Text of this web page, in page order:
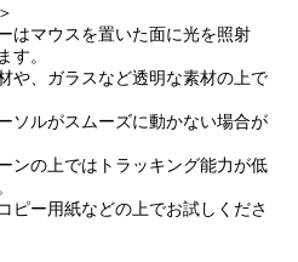
はマウスを置いた面に光を照射
す。
や、ガラスなど透明な素材の上で
ソルがスムーズに動かない場合が
ンの上ではトラッキング能力が低
ピー用紙などの上でお試しくださ